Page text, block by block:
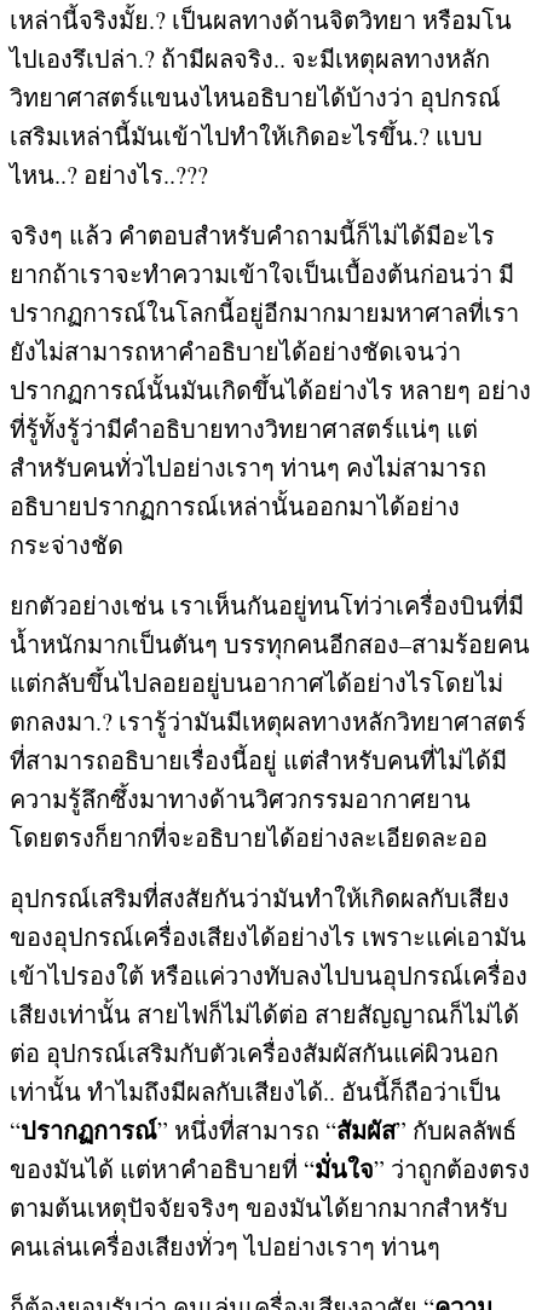
เหล่านี้จริงมั้ย.? เป็นผลทางด้านจิตวิทยา หรือมโน
ไปเองรึเปล่า.? ถ้ามีผลจริง.. จะมีเหตุผลทางหลัก
วิทยาศาสตร์แขนงไหนอธิบายได้บ้างว่า อุปกรณ์
เสริมเหล่านี้มันเข้าไปทำให้เกิดอะไรขึ้น.? แบบ
ไหน..? อย่างไร..???
จริงๆ แล้ว คำตอบสำหรับคำถามนี้ก็ไม่ได้มีอะไร
ยากถ้าเราจะทำความเข้าใจเป็นเบื้องต้นก่อนว่า มี
ปรากฏการณ์ในโลกนี้อยู่อีกมากมายมหาศาลที่เรา
ยังไม่สามารถหาคำอธิบายได้อย่างชัดเจนว่า
ปรากฏการณ์นั้นมันเกิดขึ้นได้อย่างไร หลายๆ อย่าง
ที่รู้ทั้งรู้ว่ามีคำอธิบายทางวิทยาศาสตร์แน่ๆ แต่
สำหรับคนทั่วไปอย่างเราๆ ท่านๆ คงไม่สามารถ
อธิบายปรากฏการณ์เหล่านั้นออกมาได้อย่าง
กระจ่างชัด
ยกตัวอย่างเช่น เราเห็นกันอยู่ทนโท่ว่าเครื่องบินที่มี
น้ำหนักมากเป็นตันๆ บรรทุกคนอีกสอง–สามร้อยคน
แต่กลับขึ้นไปลอยอยู่บนอากาศได้อย่างไรโดยไม่
ตกลงมา.? เรารู้ว่ามันมีเหตุผลทางหลักวิทยาศาสตร์
ที่สามารถอธิบายเรื่องนี้อยู่ แต่สำหรับคนที่ไม่ได้มี
ความรู้ลึกซึ้งมาทางด้านวิศวกรรมอากาศยาน
โดยตรงก็ยากที่จะอธิบายได้อย่างละเอียดละออ
อุปกรณ์เสริมที่สงสัยกันว่ามันทำให้เกิดผลกับเสียง
ของอุปกรณ์เครื่องเสียงได้อย่างไร เพราะแค่เอามัน
เข้าไปรองใต้ หรือแค่วางทับลงไปบนอุปกรณ์เครื่อง
เสียงเท่านั้น สายไฟก็ไม่ได้ต่อ สายสัญญาณก็ไม่ได้
ต่อ อุปกรณ์เสริมกับตัวเครื่องสัมผัสกันแค่ผิวนอก
เท่านั้น ทำไมถึงมีผลกับเสียงได้.. อันนี้ก็ถือว่าเป็น
“ปรากฏการณ์” หนึ่งที่สามารถ “สัมผัส” กับผลลัพธ์
ของมันได้ แต่หาคำอธิบายที่ “มั่นใจ” ว่าถูกต้องตรง
ตามต้นเหตุปัจจัยจริงๆ ของมันได้ยากมากสำหรับ
คนเล่นเครื่องเสียงทั่วๆ ไปอย่างเราๆ ท่านๆ